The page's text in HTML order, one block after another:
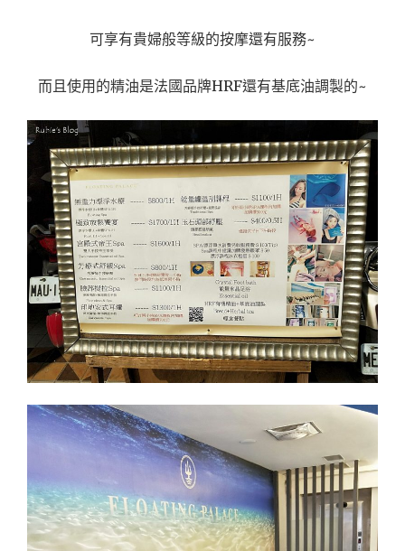
可享有貴婦般等級的按摩還有服務~
而且使用的精油是法國品牌HRF還有基底油調製的~